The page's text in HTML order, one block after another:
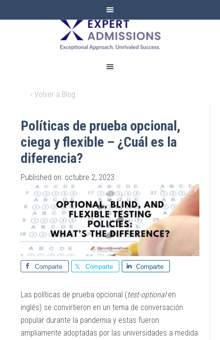
EXPERT
ADMISSIONS
‹ Volver a Blog
Políticas de prueba opcional,
ciega y flexible – ¿Cuál es la
diferencia?
Published on: octubre 2, 2023
Comparte Comparte Comparte
Las políticas de prueba opcional (test-optionalen
inglés) se convirtieron en un tema de conversación
popular durante la pandemia y estas fueron
ampliamente adoptadas por las universidades a medida